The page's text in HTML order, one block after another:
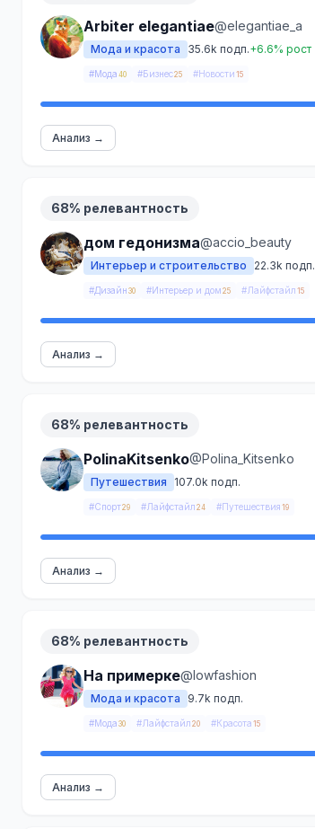
Arbiter elegantiae@elegantiae_a
Мода и красота 35.6k подп.+6.6% рост
#Мода 40 #Бизнес25 #Новости 15
Анализ →
68% релевантность
дом гедонизма@accio_beauty
Интерьер и строительство 22.3k подп.
#Дизайн 30 #Интерьер и дом 25 #Лайфстайл 15
Анализ →
68% релевантность
PolinaKitsenko@Polina_Kitsenko
Путешествия 107.0k подп.
#Спорт29 #Лайфстайл 24 #Путешествия 19
Анализ →
68% релевантность
На примерке@lowfashion
Мода и красота 9.7k подп.
#Мода 30 #Лайфстайл 20 #Красота 15
Анализ →